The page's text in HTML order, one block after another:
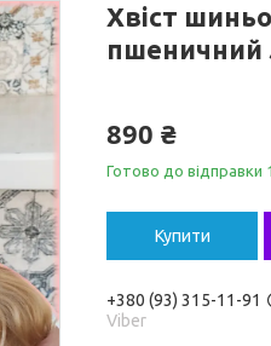
Хвіст
пшеничний
890 ₴
Готово до відправки
Купити
+380 (93) 315-11-91
Viber